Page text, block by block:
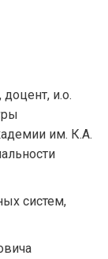
и.о.
им. К.А.
систем,